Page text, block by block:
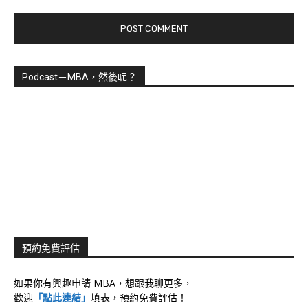
Podcast－MBA，然後呢？
預約免費評估
如果你有興趣申請 MBA，想跟我聊更多，
歡迎 「點此連結」 填表，預約免費評估！